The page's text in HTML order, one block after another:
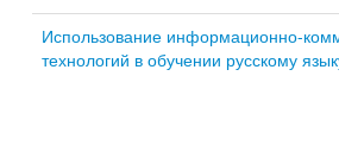
Использование информационно-
технологий в обучении русскому